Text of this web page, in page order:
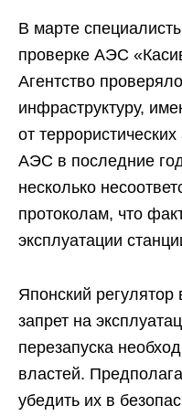
В марте
проверке АЭС
Агентство
инфраструктуру,
от
АЭС в последние
несколько
протоколам, что
эксплуатации
Японский регулятор
запрет на
перезапуска
властей.
убедить их в